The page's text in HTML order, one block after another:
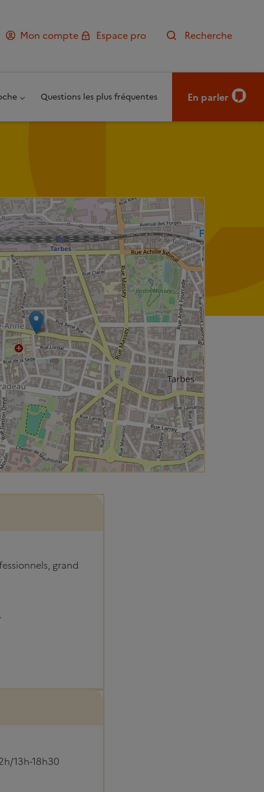
Mon compte
Espace pro Recherche
Questions les plus fréquentes En parler
grand
13h-18h30